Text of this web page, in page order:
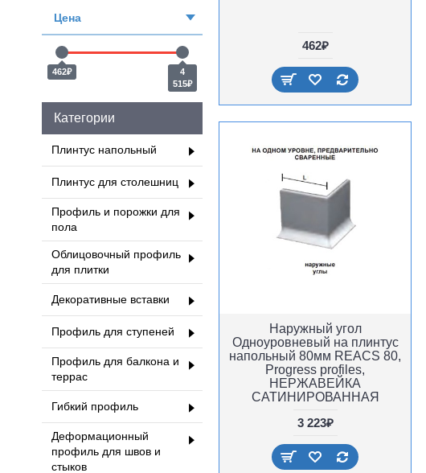
Цена
462₽
4
515₽
Категории
Плинтус напольный
Плинтус для столешниц
Профиль и порожки для
пола
Облицовочный профиль
для плитки
Декоративные вставки
Профиль для ступеней
Профиль для балкона и
террас
Гибкий профиль
Деформационный
профиль для швов и
стыков
462₽
Наружный угол
Одноуровневый на плинтус
напольный 80мм REACS 80,
Progress profiles,
НЕРЖАВЕЙКА
САТИНИРОВАННАЯ
3 223₽